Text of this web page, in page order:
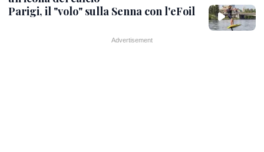
Parigi, il "volo" sulla Senna con l'eFoil